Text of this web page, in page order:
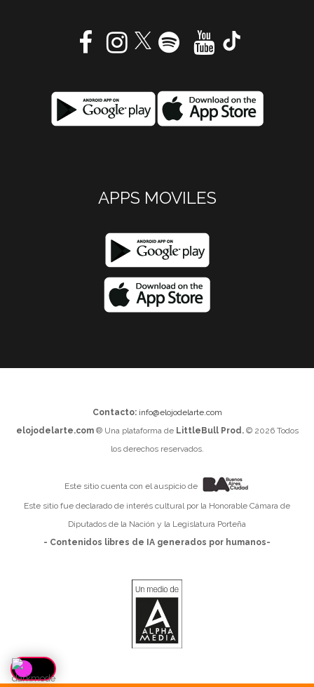
APPS MOVILES
Contacto: info@elojodelarte.com
elojodelarte.com® Una plataforma de LittleBull Prod.© 2026 Todos
los derechos reservados.
Este sitio cuenta con el auspicio de
Este sitio fue declarado de interés cultural por la Honorable Cámara de
Diputados de la Nación y la Legislatura Porteña
- Contenidos libres de IA generados por humanos-